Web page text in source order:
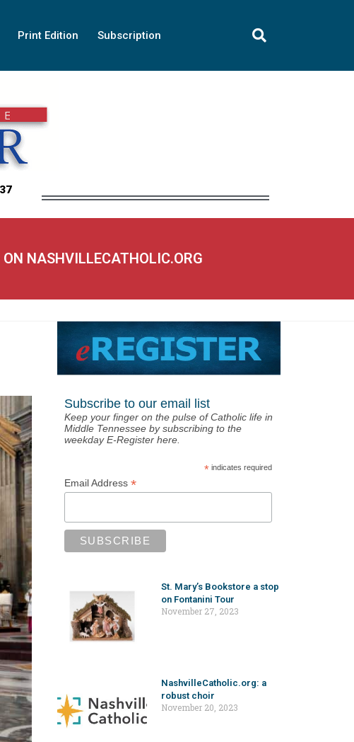
Print Edition Subscription
NASHVILLECATHOLIC.ORG
Subscribe to our email list
Keep your finger on the pulse of Catholic life in
Middle Tennessee by subscribing to the
weekday E-Register here.
* indicates required
Email Address *
St. Mary’s Bookstore a stop
on Fontanini Tour
November 27, 2023
NashvilleCatholic.org: a
robust choir
November 20, 2023